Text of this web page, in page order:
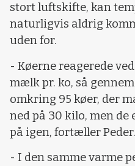
stort luftskifte, kan
naturligvis aldrig
uden for.
- Køerne reagerede
mælk pr. ko, så
omkring 95 køer, der
ned på 30 kilo, men
på igen, fortæller Peder.
- I den samme varme